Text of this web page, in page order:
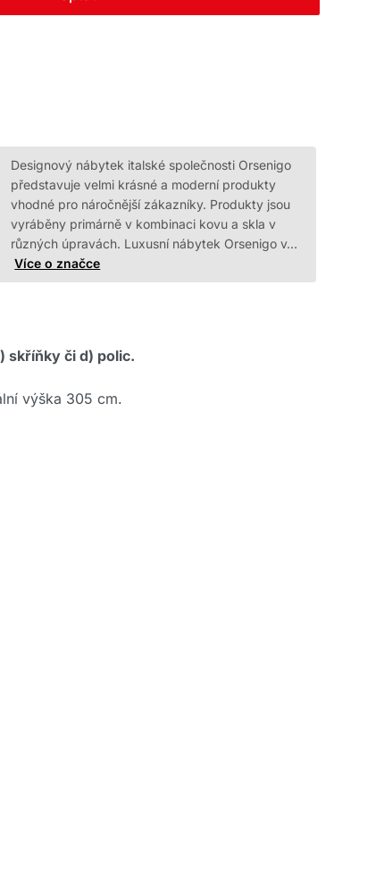
Designový nábytek italské společnosti Orsenigo
představuje velmi krásné a moderní produkty
vhodné pro náročnější zákazníky. Produkty jsou
vyráběny primárně v kombinaci kovu a skla v
různých úpravách. Luxusní nábytek Orsenigo v…
Více o značce
skříňky či d) polic.
výška 305 cm.